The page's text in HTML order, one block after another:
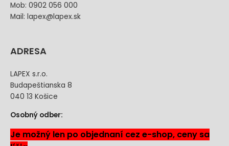
Mob: 0902 056 000
Mail: lapex@lapex.sk
ADRESA
LAPEX s.r.o.
Budapeštianska 8
040 13 Košice
Osobný odber:
Je možný len po objednaní cez e-shop, ceny sa